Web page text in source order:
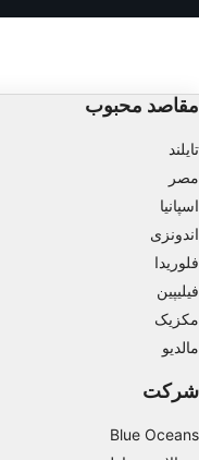
مقاصد محبوب
تایلند
مصر
اسپانیا
اندونزی
فلوریدا
فیلیپین
مکزیک
مالدیو
شرکت
Blue Oceans